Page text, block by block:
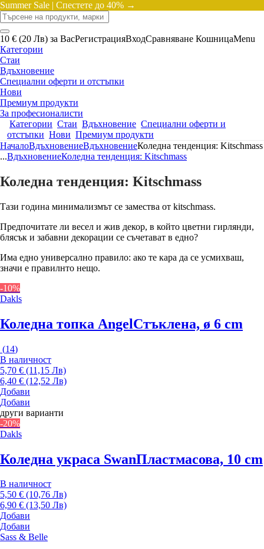
Summer Sale | Спестете до 40% →
10 € (20 Лв) за ВасРегистрацияВходСравняване КошницаMenu
Категории
Стаи
Вдъхновение
Специални оферти и отстъпки
Нови
Премиум продукти
За професионалисти
Категории Стаи Вдъхновение Специални оферти и
отстъпки Нови Премиум продукти
НачалоВдъхновениеВдъхновениеКоледна тенденция: Kitschmass
...ВдъхновениеКоледна тенденция: Kitschmass
Коледна тенденция: Kitschmass
Тази година минимализмът се замества от kitschmass.
Предпочитате ли весел и жив декор, в който цветни гирлянди,
блясък и забавни декорации се съчетават в едно?
Има едно универсално правило: ако те кара да се усмихваш,
значи е правилнто нещо.
-10%
Dakls
Коледна топка AngelСтъклена, ø 6 cm
(14)
В наличност
5,70 € (11,15 Лв)
6,40 € (12,52 Лв)
Добави
Добави
други варианти
-20%
Dakls
Коледна украса SwanПластмасова, 10 cm
В наличност
5,50 € (10,76 Лв)
6,90 € (13,50 Лв)
Добави
Добави
Sass & Belle